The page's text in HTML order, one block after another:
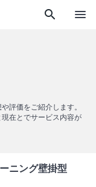
search menu
評価をご紹介します。
在とでサービス内容が
ニング壁掛型